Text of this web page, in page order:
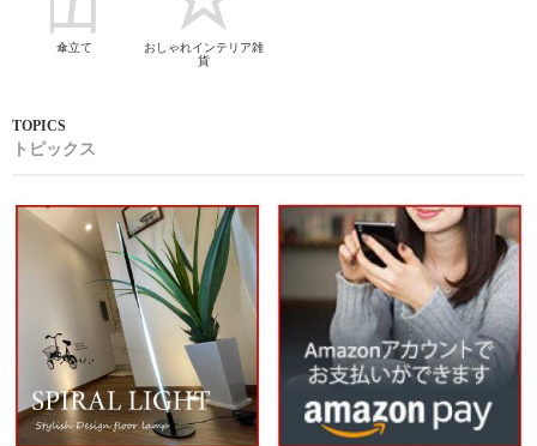
傘立て
おしゃれインテリア雑
貨
トピックス